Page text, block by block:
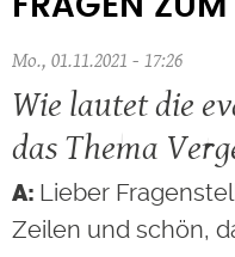
FRAGEN
Mo., 01.11.2021 - 17:26
Wie lautet die
das Thema
Lieber
Zeilen und schön,